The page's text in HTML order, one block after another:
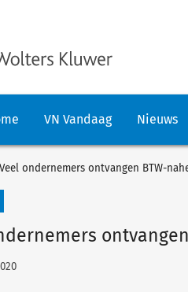
VN Vandaag Nieuws
Veel ondernemers ontvangen BTW-